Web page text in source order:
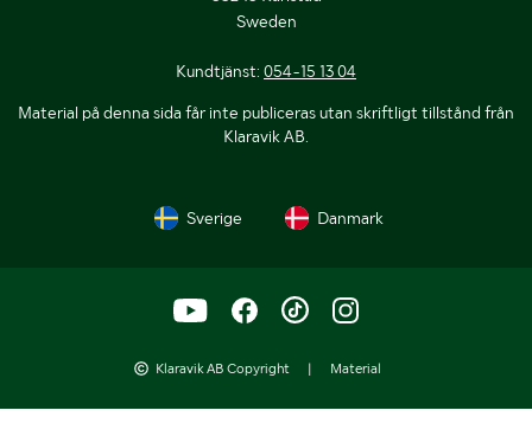
Sweden
Kundtjänst: 054-15 13 04
Material på denna sida får inte publiceras utan skriftligt tillstånd från
Klaravik AB.
Sverige Danmark
Klaravik AB Copyright | Material